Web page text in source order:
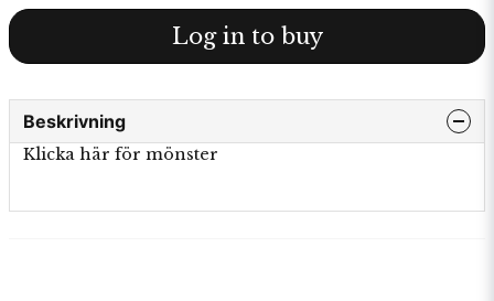
Log in to buy
Beskrivning
Klicka här för mönster